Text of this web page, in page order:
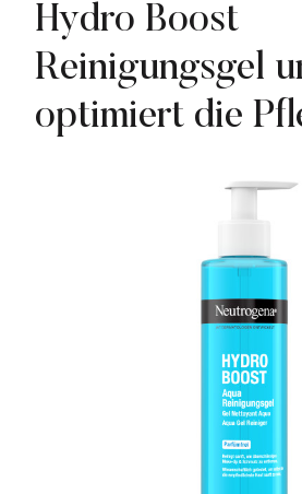
Hydro Boost
Reinigungsgel
optimiert die